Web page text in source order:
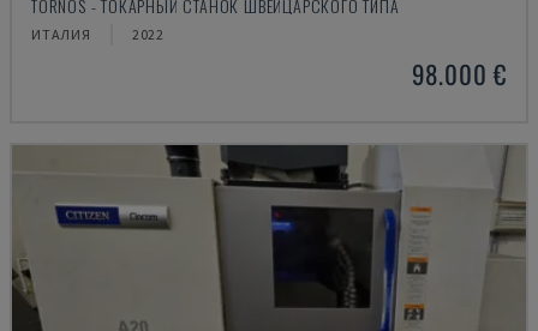
TORNOS - ТОКАРНЫЙ СТАНОК ШВЕЙЦАРСКОГО ТИПА
ИТАЛИЯ 2022
98.000 €